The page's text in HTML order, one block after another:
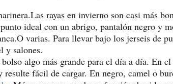
rayas en invierno son casi más
ideal con un abrigo, pantalón negro y
varias. Para llevar bajo los jerseis de
y salones.
algo más grande para el día a día. En
resulte fácil de cargar. En negro, camel o